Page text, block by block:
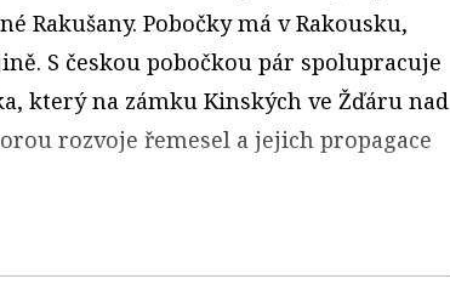
Rakušany. Pobočky má v Rakousku,
S českou pobočkou pár spolupracuje
který na zámku Kinských ve Žďáru nad
rozvoje řemesel a jejich propagace